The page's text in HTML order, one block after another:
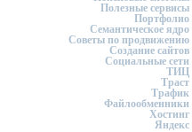
Полезные сервисы
Портфолио
Семантическое ядро
Советы по продвижению
Создание сайтов
Социальные сети
ТИЦ
Траст
Трафик
Файлообменники
Хостинг
Яндекс